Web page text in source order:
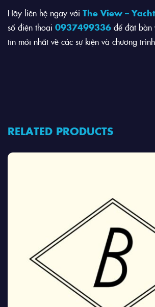
Hãy liên hệ ngay với The View –
số điện thoại 0937499336 để đặt bàn
tin mới nhất về các sự kiện và chương
RELATED PRODUCTS